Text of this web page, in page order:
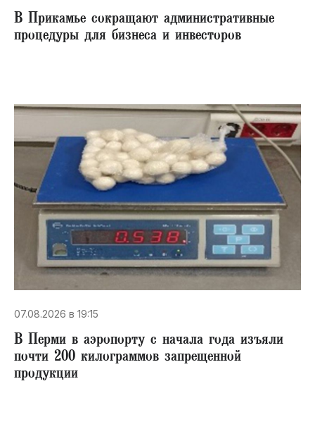
В Прикамье сокращают административные
процедуры для бизнеса и инвесторов
07.08.2026 в 19:15
В Перми в аэропорту с начала года изъяли
почти 200 килограммов запрещенной
продукции